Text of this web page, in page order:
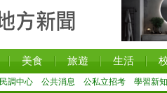
美食 旅遊 生活
民調中心 公共消息 公私立招考 學習新知